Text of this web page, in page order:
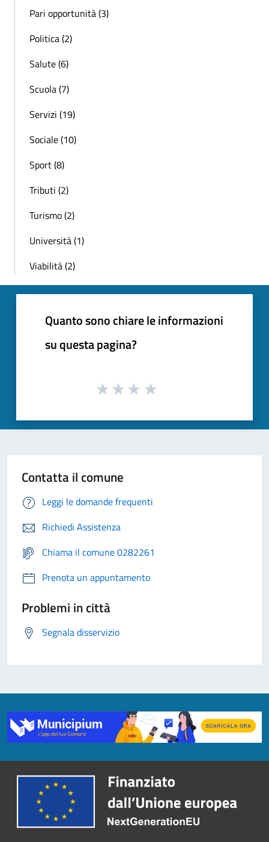
Pari opportunità (3)
Politica (2)
Salute (6)
Scuola (7)
Servizi (19)
Sociale (10)
Sport (8)
Tributi (2)
Turismo (2)
Università (1)
Viabilità (2)
Quanto sono chiare le informazioni
su questa pagina?
Contatta il comune
Leggi le domande frequenti
Richiedi Assistenza
Chiama il comune 0282261
Prenota un appuntamento
Problemi in città
Segnala disservizio